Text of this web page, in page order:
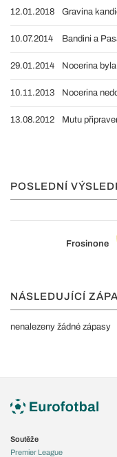
12.01.2018 Gravina
10.07.2014 Bandini a
29.01.2014 Nocerina
10.11.2013 Nocerina
13.08.2012 Mutu
POSLEDNÍ
Frosinone
NÁSLEDUJÍCÍ
nenalezeny žádné zápasy
Soutěže
Premier League